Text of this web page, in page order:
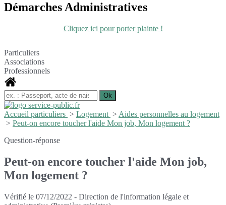
Démarches Administratives
Cliquez ici pour porter plainte !
Particuliers
Associations
Professionnels
Accueil particuliers > Logement > Aides personnelles au logement
> Peut-on encore toucher l'aide Mon job, Mon logement ?
Question-réponse
Peut-on encore toucher l'aide Mon job,
Mon logement ?
Vérifié le 07/12/2022 - Direction de l'information légale et